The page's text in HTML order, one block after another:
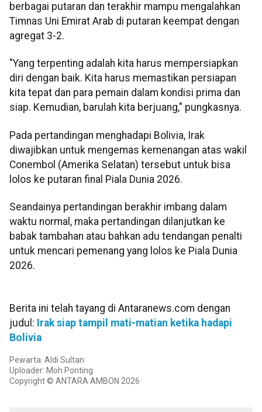
berbagai putaran dan terakhir mampu mengalahkan
Timnas Uni Emirat Arab di putaran keempat dengan
agregat 3-2.
"Yang terpenting adalah kita harus mempersiapkan
diri dengan baik. Kita harus memastikan persiapan
kita tepat dan para pemain dalam kondisi prima dan
siap. Kemudian, barulah kita berjuang," pungkasnya.
Pada pertandingan menghadapi Bolivia, Irak
diwajibkan untuk mengemas kemenangan atas wakil
Conembol (Amerika Selatan) tersebut untuk bisa
lolos ke putaran final Piala Dunia 2026.
Seandainya pertandingan berakhir imbang dalam
waktu normal, maka pertandingan dilanjutkan ke
babak tambahan atau bahkan adu tendangan penalti
untuk mencari pemenang yang lolos ke Piala Dunia
2026.
Berita ini telah tayang di Antaranews.com dengan
judul: Irak siap tampil mati-matian ketika hadapi
Bolivia
Pewarta: Aldi Sultan
Uploader: Moh Ponting
Copyright © ANTARA AMBON 2026